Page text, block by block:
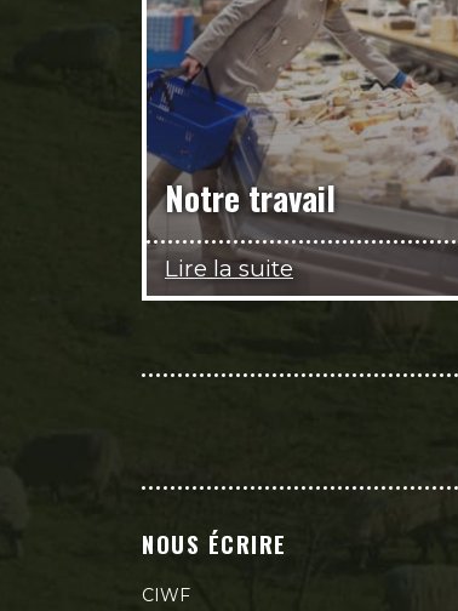
Notre travail
Lire la suite
NOUS ÉCRIRE
CIWF